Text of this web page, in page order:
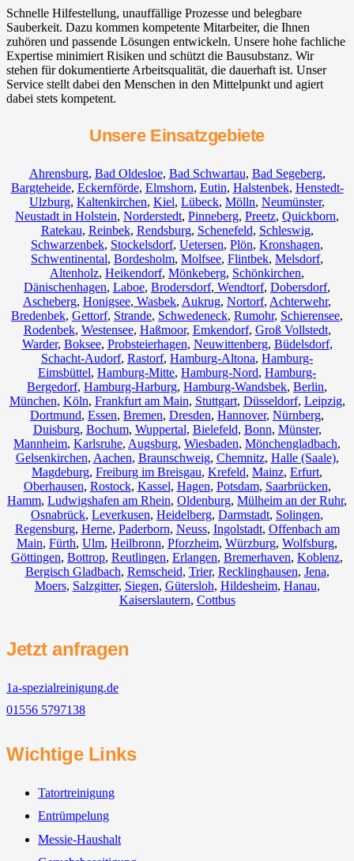
Schnelle Hilfestellung, unauffällige Prozesse und belegbare
Sauberkeit. Dazu kommen kompetente Mitarbeiter, die Ihnen
zuhören und passende Lösungen entwickeln. Unsere hohe fachliche
Expertise minimiert Risiken und schützt die Bausubstanz. Wir
stehen für dokumentierte Arbeitsqualität, die dauerhaft ist. Unser
Service stellt dabei den Menschen in den Mittelpunkt und agiert
dabei stets kompetent.
Unsere Einsatzgebiete
Ahrensburg, Bad Oldesloe, Bad Schwartau, Bad Segeberg,
Bargteheide, Eckernförde, Elmshorn, Eutin, Halstenbek, Henstedt-
Ulzburg, Kaltenkirchen, Kiel, Lübeck, Mölln, Neumünster,
Neustadt in Holstein, Norderstedt, Pinneberg, Preetz, Quickborn,
Ratekau, Reinbek, Rendsburg, Schenefeld, Schleswig,
Schwarzenbek, Stockelsdorf, Uetersen, Plön, Kronshagen,
Schwentinental, Bordesholm, Molfsee, Flintbek, Melsdorf,
Altenholz, Heikendorf, Mönkeberg, Schönkirchen,
Dänischenhagen, Laboe, Brodersdorf, Wendtorf, Dobersdorf,
Ascheberg, Honigsee, Wasbek, Aukrug, Nortorf, Achterwehr,
Bredenbek, Gettorf, Strande, Schwedeneck, Rumohr, Schierensee,
Rodenbek, Westensee, Haßmoor, Emkendorf, Groß Vollstedt,
Warder, Boksee, Probsteierhagen, Neuwittenberg, Büdelsdorf,
Schacht-Audorf, Rastorf, Hamburg-Altona, Hamburg-
Eimsbüttel, Hamburg-Mitte, Hamburg-Nord, Hamburg-
Bergedorf, Hamburg-Harburg, Hamburg-Wandsbek, Berlin,
München, Köln, Frankfurt am Main, Stuttgart, Düsseldorf, Leipzig,
Dortmund, Essen, Bremen, Dresden, Hannover, Nürnberg,
Duisburg, Bochum, Wuppertal, Bielefeld, Bonn, Münster,
Mannheim, Karlsruhe, Augsburg, Wiesbaden, Mönchengladbach,
Gelsenkirchen, Aachen, Braunschweig, Chemnitz⁠, Halle (Saale),
Magdeburg, Freiburg im Breisgau, Krefeld, Mainz, Erfurt,
Oberhausen, Rostock, Kassel, Hagen, Potsdam, Saarbrücken,
Hamm, Ludwigshafen am Rhein, Oldenburg, Mülheim an der Ruhr,
Osnabrück, Leverkusen, Heidelberg, Darmstadt, Solingen,
Regensburg, Herne, Paderborn, Neuss, Ingolstadt, Offenbach am
Main, Fürth, Ulm, Heilbronn, Pforzheim, Würzburg, Wolfsburg,
Göttingen, Bottrop, Reutlingen, Erlangen, Bremerhaven, Koblenz,
Bergisch Gladbach, Remscheid, Trier, Recklinghausen, Jena,
Moers, Salzgitter, Siegen, Gütersloh, Hildesheim, Hanau,
Kaiserslautern, Cottbus
Jetzt anfragen
1a-spezialreinigung.de
01556 5797138
Wichtige Links
Tatortreinigung
Entrümpelung
Messie-Haushalt